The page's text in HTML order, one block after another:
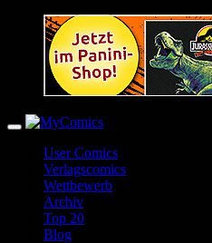
User Comics
Verlagscomics
Wettbewerb
Archiv
Top 20
Blog